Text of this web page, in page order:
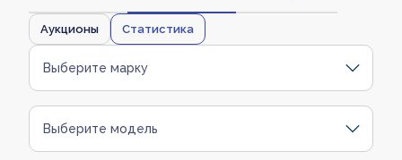
Аукционы Статистика
Выберите марку
Выберите модель